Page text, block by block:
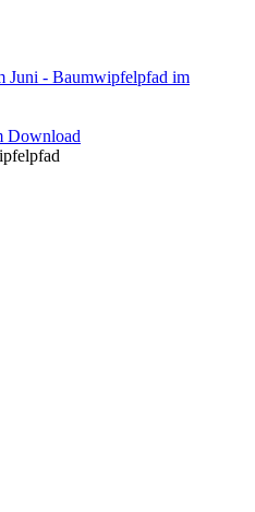
Juni - Baumwipfelpfad im
Download